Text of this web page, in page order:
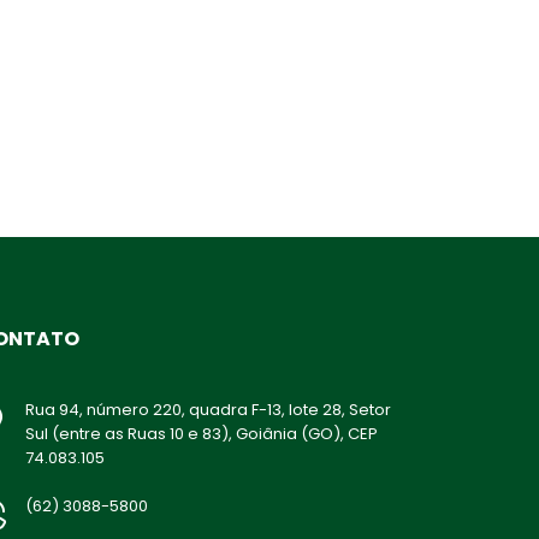
Rua 94, número 220, quadra F-13, lote 28, Setor
Sul (entre as Ruas 10 e 83), Goiânia (GO), CEP
74.083.105
(62) 3088-5800